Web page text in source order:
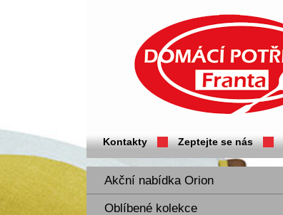
Kontakty Zeptejte se nás
Akční nabídka Orion
Oblíbené kolekce